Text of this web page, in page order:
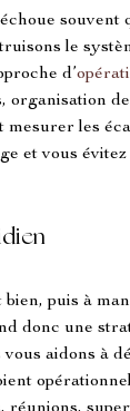
souvent
le
d’
les
et vous
puis à
donc une
vous aidons à